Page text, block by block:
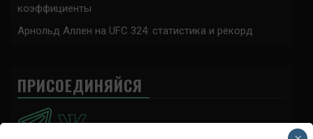
коэффициенты
Арнольд Аллен на UFC 324: статистика и рекорд
ПРИСОЕДИНЯЙСЯ